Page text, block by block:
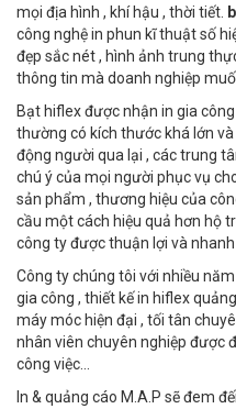
mọi địa hình , khí hậu , thời tiết.
công nghệ in phun kĩ thuật số
đẹp sắc nét , hình ảnh trung
thông tin mà doanh nghiệp
Bạt hiflex được nhận in gia
thường có kích thước khá lớn
động người qua lại , các trung
chú ý của mọi người phục vụ
sản phẩm , thương hiệu của
cầu một cách hiệu quả hơn hộ
công ty được thuận lợi và nhanh
Công ty chúng tôi với nhiều
gia công , thiết kế in hiflex
máy móc hiện đại , tối tân
nhân viên chuyên nghiệp được
công việc…
In & quảng cáo M.A.P sẽ đem